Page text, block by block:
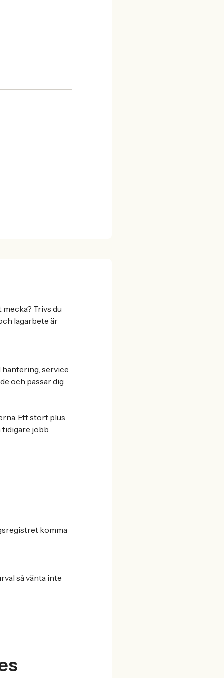
Trivs du
lagarbete är
service
och passar dig
Ett stort plus
jobb.
komma
så vänta inte